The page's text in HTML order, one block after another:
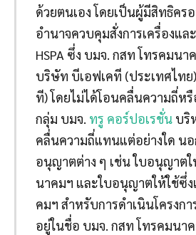
ด้วยตนเอง โดยเป็นผู้มีสิทธิคร
อำนาจควบคุมสั่งการเครื่องแ
HSPA ซึ่ง บมจ. กสท โทรคมนา
บริษัท บีเอฟเคที (ประเทศไทย
ที) โดยไม่ได้โอนคลื่นความถี่ห
กลุ่ม บมจ. ทรู คอร์ปอเรชั่นบริ
คลื่นความถี่แทนแต่อย่างใด นอ
อนุญาตต่าง ๆ เช่น ใบอนุญาต
นาคมฯ และใบอนุญาตให้ใช้ซึ่ง
คมฯ สำหรับการดำเนินโครงกา
อยู่ในชื่อ บมจ. กสท โทรคมนา